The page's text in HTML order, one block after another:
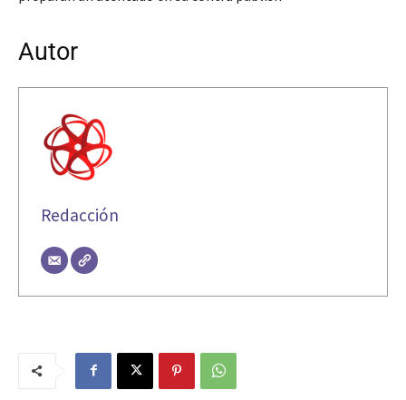
Autor
Redacción